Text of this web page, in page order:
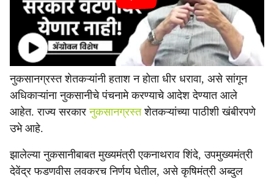
नुकसानग्रस्त शेतकऱ्यांनी हताश न होता धीर धरावा, असे सांगून
अधिकाऱ्यांना नुकसानीचे पंचनामे करण्याचे आदेश देण्यात आले
आहेत. राज्य सरकारनुकसानग्रस्तशेतकऱ्यांच्या पाठीशी खंबीरपणे
उभे आहे.
झालेल्या नुकसानीबाबत मुख्यमंत्री एकनाथराव शिंदे, उपमुख्यमंत्री
देवेंद्र फडणवीस लवकरच निर्णय घेतील, असे कृषिमंत्री अब्दुल